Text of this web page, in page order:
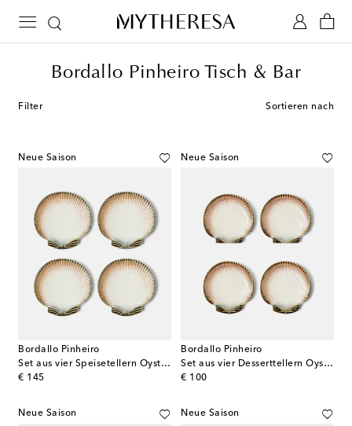
Bordallo Pinheiro Tisch & Bar
Filter Sortieren nach
Neue Saison
Bordallo Pinheiro
Set aus vier Speisetellern Oysters and Scallops
€ 145
original price
Neue Saison
Bordallo Pinheiro
Set aus vier Desserttellern Oyster & Scallops
€ 100
original price
Neue Saison Neue Saison